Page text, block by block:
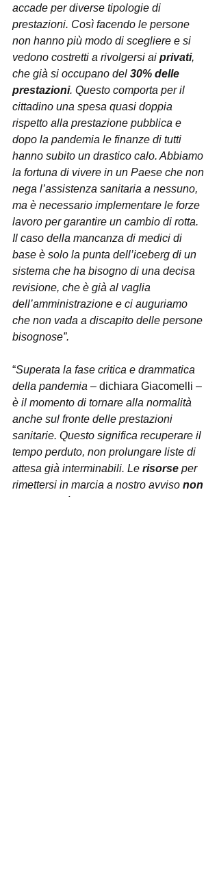
accade per diverse tipologie di
prestazioni. Così facendo le persone
non hanno più modo di scegliere e si
vedono costretti a rivolgersi ai privati,
che già si occupano del 30% delle
prestazioni. Questo comporta per il
cittadino una spesa quasi doppia
rispetto alla prestazione pubblica e
dopo la pandemia le finanze di tutti
hanno subito un drastico calo. Abbiamo
la fortuna di vivere in un Paese che non
nega l’assistenza sanitaria a nessuno,
ma è necessario implementare le forze
lavoro per garantire un cambio di rotta.
Il caso della mancanza di medici di
base è solo la punta dell’iceberg di un
sistema che ha bisogno di una decisa
revisione, che è già al vaglia
dell’amministrazione e ci auguriamo
che non vada a discapito delle persone
bisognose”.
“Superata la fase critica e drammatica
della pandemia – dichiara Giacomelli –
è il momento di tornare alla normalità
anche sul fronte delle prestazioni
sanitarie. Questo significa recuperare il
tempo perduto, non prolungare liste di
attesa già interminabili. Le risorse per
rimettersi in marcia a nostro avviso non